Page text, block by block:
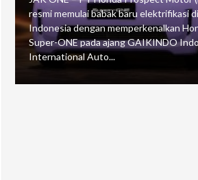
resmi memulai babak baru elektrifikasi di
Indonesia dengan memperkenalkan
Super-ONE pada ajang GAIKINDO
International Auto...